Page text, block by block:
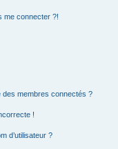
me connecter ?!
des membres connectés ?
!
d’utilisateur ?